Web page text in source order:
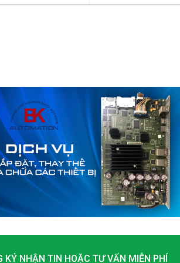
KÝ NHẬN TIN HOẶC TƯ VẤN MIỄN PHÍ